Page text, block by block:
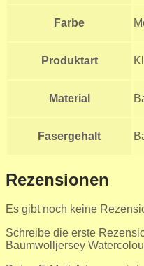
Farbe
Produktart
Material
Fasergehalt
Rezensionen
Es gibt noch keine
Schreibe die erste
Baumwolljersey